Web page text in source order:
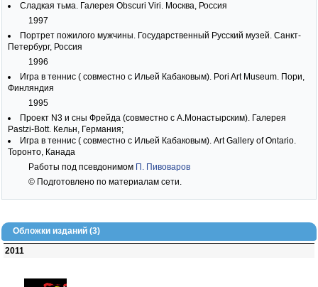
Сладкая тьма. Галерея Obscuri Viri. Москва, Россия
1997
Портрет пожилого мужчины. Государственный Русский музей. Санкт-
Петербург, Россия
1996
Игра в теннис ( совместно с Ильей Кабаковым). Pori Art Museum. Пори,
Финляндия
1995
Проект N3 и сны Фрейда (совместно с А.Монастырским). Галерея
Pastzi-Bott. Кельн, Германия;
Игра в теннис ( совместно с Ильей Кабаковым). Art Gallery of Ontario.
Торонто, Канада
Работы под псевдонимом П. Пивоваров
© Подготовлено по материалам сети.
Обложки изданий (3)
2011